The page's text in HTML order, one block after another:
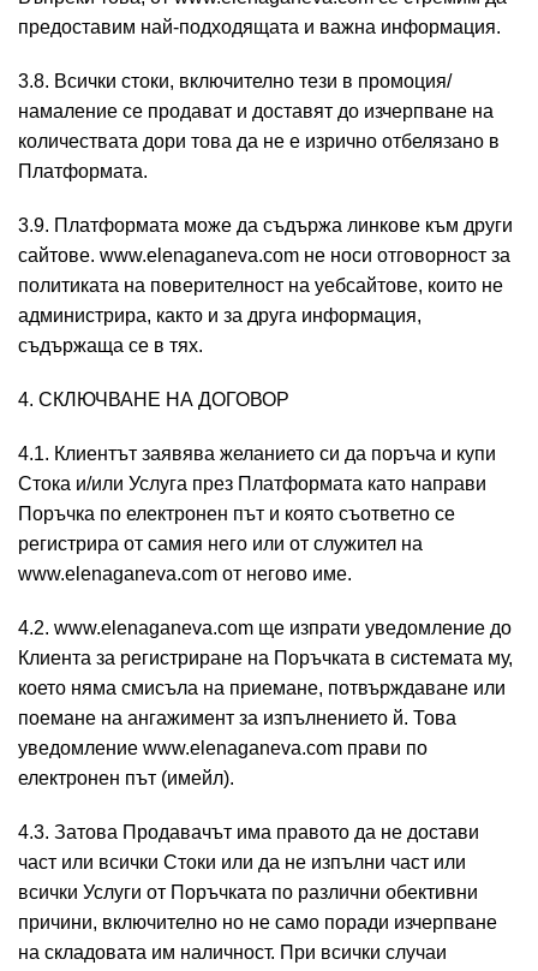
предоставим най-подходящата и важна информация.
3.8. Всички стоки, включително тези в промоция/
намаление се продават и доставят до изчерпване на
количествата дори това да не е изрично отбелязано в
Платформата.
3.9. Платформата може да съдържа линкове към други
сайтове. www.elenaganeva.com не носи отговорност за
политиката на поверителност на уебсайтове, които не
администрира, както и за друга информация,
съдържаща се в тях.
4. СКЛЮЧВАНЕ НА ДОГОВОР
4.1. Клиентът заявява желанието си да поръча и купи
Стока и/или Услуга през Платформата като направи
Поръчка по електронен път и която съответно се
регистрира от самия него или от служител на
www.elenaganeva.com от негово име.
4.2. www.elenaganeva.com ще изпрати уведомление до
Клиента за регистриране на Поръчката в системата му,
което няма смисъла на приемане, потвърждаване или
поемане на ангажимент за изпълнението й. Това
уведомление www.elenaganeva.com прави по
електронен път (имейл).
4.3. Затова Продавачът има правото да не достави
част или всички Стоки или да не изпълни част или
всички Услуги от Поръчката по различни обективни
причини, включително но не само поради изчерпване
на складовата им наличност. При всички случаи